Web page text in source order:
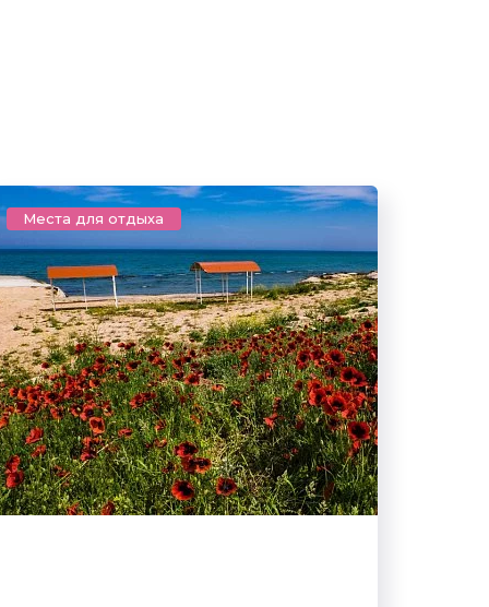
Места для отдыха